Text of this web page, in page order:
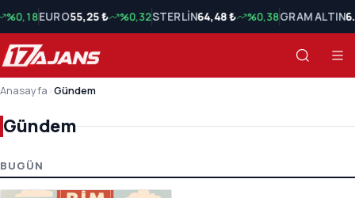
%0,18EURO55,25 ₺ %0,32STERLİN64,48 ₺ %0,38GRAM ALTIN
Anasayfa Gündem
Gündem
Gündem Son Haberler
BUGÜN